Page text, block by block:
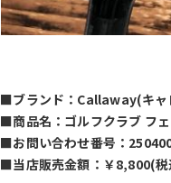
■ブランド：Callaway(キャ
■商品名：ゴルフクラブ フ
■お問い合わせ番号：
■当店販売金額：￥8,800(税